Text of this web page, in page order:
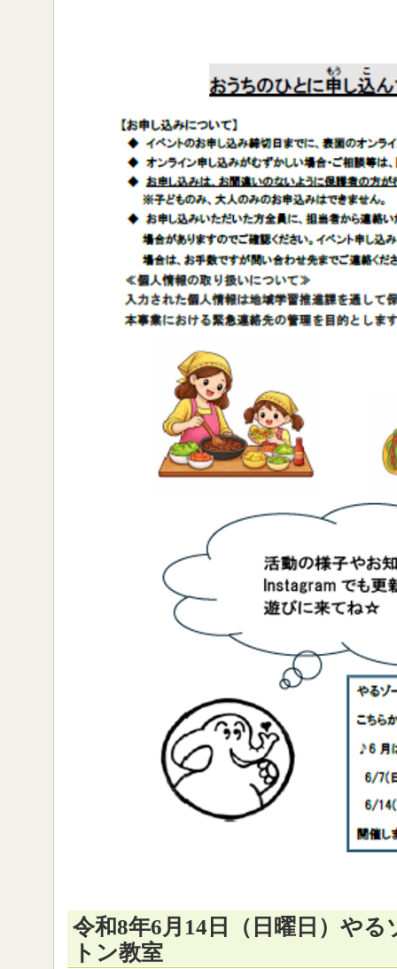
令和8年6月14日（日曜日）や
トン教室